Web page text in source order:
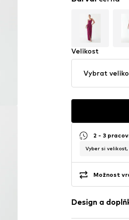
Velikost
Vybrat
2 - 3
Vyber si
Možnost
Design a